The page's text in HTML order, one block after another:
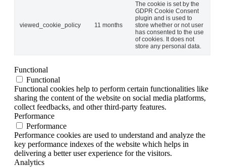
viewed_cookie_policy 11 months
The cookie is set by the
GDPR Cookie Consent
plugin and is used to
store whether or not user
has consented to the use
of cookies. It does not
store any personal data.
Functional
Functional
Functional cookies help to perform certain functionalities like
sharing the content of the website on social media platforms,
collect feedbacks, and other third-party features.
Performance
Performance
Performance cookies are used to understand and analyze the
key performance indexes of the website which helps in
delivering a better user experience for the visitors.
Analytics